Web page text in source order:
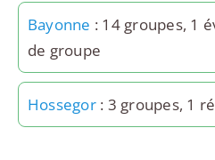
Bayonne : 14 groupes, 1
de groupe
Hossegor: 3 groupes, 1